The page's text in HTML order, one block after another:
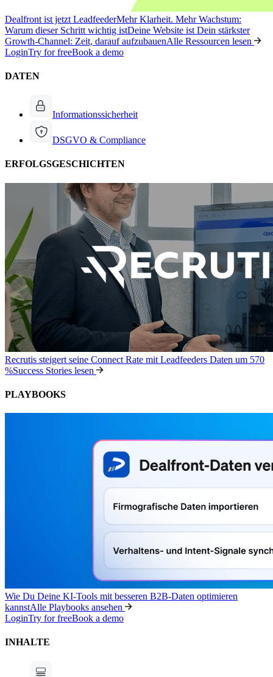
Dealfront ist jetzt LeadfeederMehr Klarheit. Mehr Wachstum:
Warum dieser Schritt wichtig istDeine Website ist Dein stärkster
Growth-Channel: Zeit, darauf aufzubauenAlle Ressourcen lesen
LoginTry for freeBook a demo
DATEN
Informationssicherheit
DSGVO & Compliance
ERFOLGSGESCHICHTEN
Recrutis steigert seine Connect Rate mit Leadfeeders Daten um 570
%Success Stories lesen
PLAYBOOKS
Wie Du Deine KI-Tools mit besseren B2B-Daten optimieren
kannstAlle Playbooks ansehen
LoginTry for freeBook a demo
INHALTE